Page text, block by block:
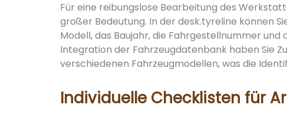
Für eine reibungslose Bearbeitung des
großer Bedeutung. In der desk.tyreline können
Modell, das Baujahr, die Fahrgestellnummer
Integration der Fahrzeugdatenbank haben Sie
verschiedenen Fahrzeugmodellen, was die
Individuelle Checklisten für